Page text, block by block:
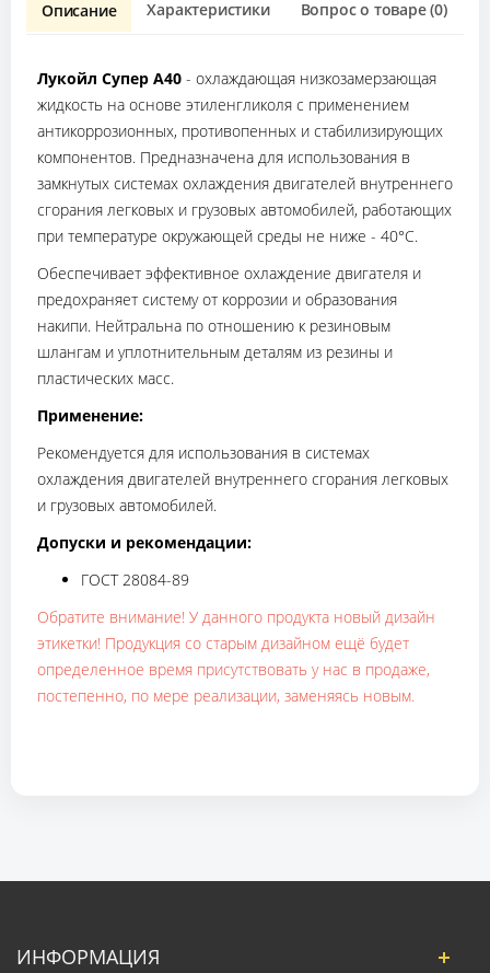
Описание Характеристики Вопрос о товаре (0)
Лукойл Супер А40 - охлаждающая низкозамерзающая
жидкость на основе этиленгликоля с применением
антикоррозионных, противопенных и стабилизирующих
компонентов. Предназначена для использования в
замкнутых системах охлаждения двигателей внутреннего
сгорания легковых и грузовых автомобилей, работающих
при температуре окружающей среды не ниже - 40°С.
Обеспечивает эффективное охлаждение двигателя и
предохраняет систему от коррозии и образования
накипи. Нейтральна по отношению к резиновым
шлангам и уплотнительным деталям из резины и
пластических масс.
Применение:
Рекомендуется для использования в системах
охлаждения двигателей внутреннего сгорания легковых
и грузовых автомобилей.
Допуски и рекомендации:
ГОСТ 28084-89
Обратите внимание! У данного продукта новый дизайн
этикетки! Продукция со старым дизайном ещё будет
определенное время присутствовать у нас в продаже,
постепенно, по мере реализации, заменяясь новым.
ИНФОРМАЦИЯ